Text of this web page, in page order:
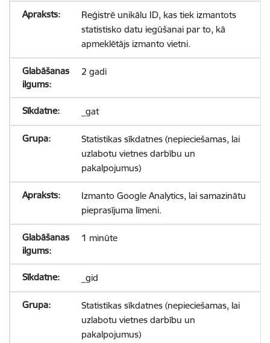
Reģistrē unikālu ID, kas tiek izmantots
statistisko datu iegūšanai par to, kā
apmeklētājs izmanto vietni.
2 gadi
_gat
Statistikas sīkdatnes (nepieciešamas, lai
uzlabotu vietnes darbību un
pakalpojumus)
Izmanto Google Analytics, lai samazinātu
pieprasījuma līmeni.
1 minūte
_gid
Statistikas sīkdatnes (nepieciešamas, lai
uzlabotu vietnes darbību un
pakalpojumus)